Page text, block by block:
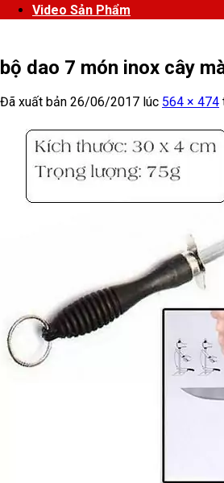
Video Sản Phẩm
bộ dao 7 món inox cây
Đã xuất bản 26/06/2017 lúc 564 × 474